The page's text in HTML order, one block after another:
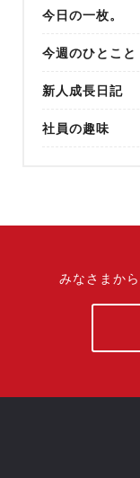
今日の一枚。
今週のひとこと
新人成長日記
社員の趣味
みなさまか